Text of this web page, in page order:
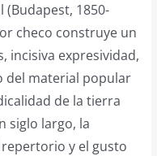
(Budapest, 1850-
checo construye un
incisiva expresividad,
del material popular
de la tierra
siglo largo, la
y el gusto